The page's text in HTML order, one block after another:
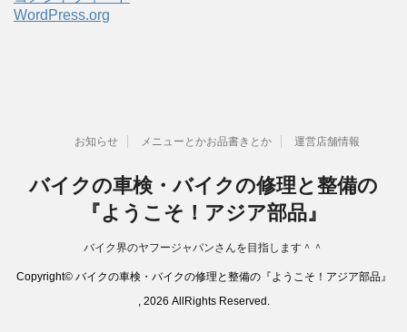
WordPress.org
お知らせ メニューとかお品書きとか 運営店舗情報
バイクの車検・バイクの修理と整備の
『ようこそ！アジア部品』
バイク界のヤフージャパンさんを目指します＾＾
Copyright© バイクの車検・バイクの修理と整備の『ようこそ！アジア部品』
, 2026 AllRights Reserved.